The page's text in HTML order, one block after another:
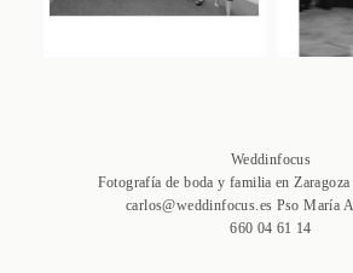
Weddinfocus
Fotografía de boda y familia en Zaragoza
carlos@weddinfocus.es Pso María
660 04 61 14